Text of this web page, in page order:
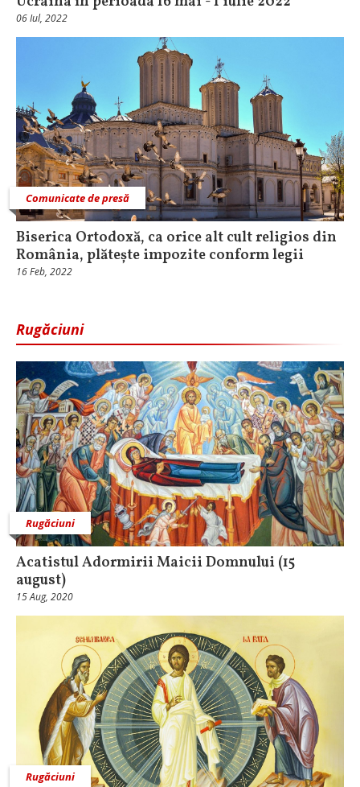
06 Iul, 2022
Comunicate de presă
Biserica Ortodoxă, ca orice alt cult religios din
România, plătește impozite conform legii
16 Feb, 2022
Rugăciuni
Rugăciuni
Acatistul Adormirii Maicii Domnului (15
august)
15 Aug, 2020
Rugăciuni